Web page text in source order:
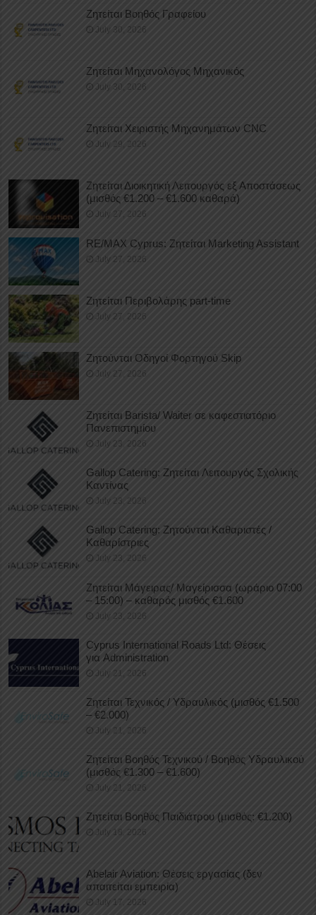
Ζητείται Βοηθός Γραφείου
July 30, 2026
Ζητείται Μηχανολόγος Μηχανικός
July 30, 2026
Ζητείται Χειριστής Μηχανημάτων CNC
July 29, 2026
Ζητείται Διοικητική Λειτουργός εξ Αποστάσεως
(μισθός €1.200 – €1.600 καθαρά)
July 27, 2026
RE/MAX Cyprus: Ζητείται Marketing Assistant
July 27, 2026
Ζητείται Περιβολάρης part-time
July 27, 2026
Ζητούνται Οδηγοί Φορτηγού Skip
July 27, 2026
Ζητείται Barista/ Waiter σε καφεστιατόριο
Πανεπιστημίου
July 23, 2026
Gallop Catering: Ζητείται Λειτουργός Σχολικής
Καντίνας
July 23, 2026
Gallop Catering: Ζητούνται Καθαριστές /
Καθαρίστριες
July 23, 2026
Ζητείται Μάγειρας/ Μαγείρισσα (ωράριο 07:00
– 15:00) – καθαρός μισθός €1.600
July 23, 2026
Cyprus International Roads Ltd: Θέσεις
για Administration
July 21, 2026
Ζητείται Τεχνικός / Υδραυλικός (μισθός €1.500
– €2.000)
July 21, 2026
Ζητείται Βοηθός Τεχνικού / Βοηθός Υδραυλικού
(μισθός €1.300 – €1.600)
July 21, 2026
Ζητείται Βοηθός Παιδιάτρου (μισθός: €1.200)
July 18, 2026
Abelair Aviation: Θέσεις εργασίας (δεν
απαιτείται εμπειρία)
July 17, 2026